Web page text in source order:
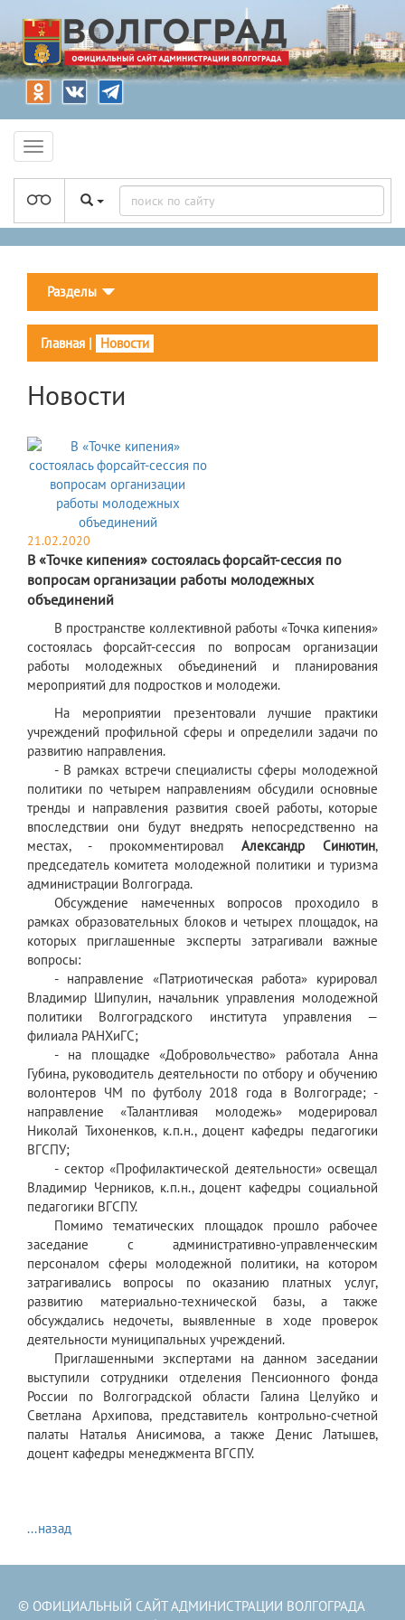
Разделы
Главная | Новости
Новости
21.02.2020
В «Точке кипения» состоялась форсайт-сессия по
вопросам организации работы молодежных
объединений
В пространстве коллективной работы «Точка кипения»
состоялась форсайт-сессия по вопросам организации
работы молодежных объединений и планирования
мероприятий для подростков и молодежи.
На мероприятии презентовали лучшие практики
учреждений профильной сферы и определили задачи по
развитию направления.
- В рамках встречи специалисты сферы молодежной
политики по четырем направлениям обсудили основные
тренды и направления развития своей работы, которые
впоследствии они будут внедрять непосредственно на
местах, - прокомментировалАлександр Синютин,
председатель комитета молодежной политики и туризма
администрации Волгограда.
Обсуждение намеченных вопросов проходило в
рамках образовательных блоков и четырех площадок, на
которых приглашенные эксперты затрагивали важные
вопросы:
- направление «Патриотическая работа» курировал
Владимир Шипулин, начальник управления молодежной
политики Волгоградского института управления —
филиала РАНХиГС;
- на площадке «Добровольчество» работала Анна
Губина, руководитель деятельности по отбору и обучению
волонтеров ЧМ по футболу 2018 года в Волгограде; -
направление «Талантливая молодежь» модерировал
Николай Тихоненков, к.п.н., доцент кафедры педагогики
ВГСПУ;
- сектор «Профилактической деятельности» освещал
Владимир Черников, к.п.н., доцент кафедры социальной
педагогики ВГСПУ.
Помимо тематических площадок прошло рабочее
заседание с административно-управленческим
персоналом сферы молодежной политики, на котором
затрагивались вопросы по оказанию платных услуг,
развитию материально-технической базы, а также
обсуждались недочеты, выявленные в ходе проверок
деятельности муниципальных учреждений.
Приглашенными экспертами на данном заседании
выступили сотрудники отделения Пенсионного фонда
России по Волгоградской области Галина Целуйко и
Светлана Архипова, представитель контрольно-счетной
палаты Наталья Анисимова, а также Денис Латышев,
доцент кафедры менеджмента ВГСПУ.
...назад
© ОФИЦИАЛЬНЫЙ САЙТ АДМИНИСТРАЦИИ ВОЛГОГРАДА